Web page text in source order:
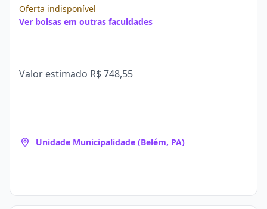
Oferta indisponível
Ver bolsas em outras faculdades
Valor estimado R$ 748,55
Unidade Municipalidade (Belém, PA)